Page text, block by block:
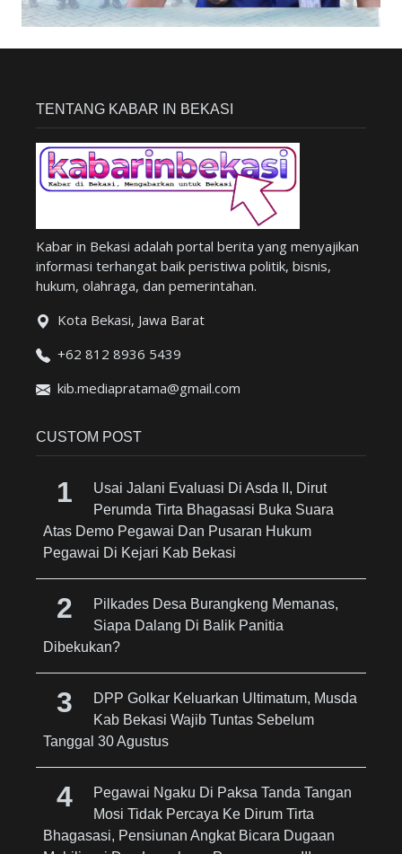
TENTANG KABAR IN BEKASI
Kabar in Bekasi adalah portal berita yang menyajikan
informasi terhangat baik peristiwa politik, bisnis,
hukum, olahraga, dan pemerintahan.
Kota Bekasi, Jawa Barat
+62 812 8936 5439
kib.mediapratama@gmail.com
CUSTOM POST
Usai Jalani Evaluasi Di Asda II, Dirut
Perumda Tirta Bhagasasi Buka Suara
Atas Demo Pegawai Dan Pusaran Hukum
Pegawai Di Kejari Kab Bekasi
Pilkades Desa Burangkeng Memanas,
Siapa Dalang Di Balik Panitia
Dibekukan?
DPP Golkar Keluarkan Ultimatum, Musda
Kab Bekasi Wajib Tuntas Sebelum
Tanggal 30 Agustus
Pegawai Ngaku Di Paksa Tanda Tangan
Mosi Tidak Percaya Ke Dirum Tirta
Bhagasasi, Pensiunan Angkat Bicara Dugaan